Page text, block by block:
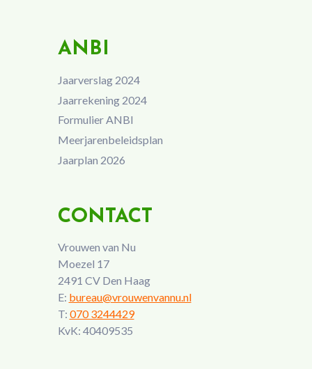
ANBI
Jaarverslag 2024
Jaarrekening 2024
Formulier ANBI
Meerjarenbeleidsplan
Jaarplan 2026
CONTACT
Vrouwen van Nu
Moezel 17
2491 CV Den Haag
E: bureau@vrouwenvannu.nl
T: 070 3244429
KvK: 40409535